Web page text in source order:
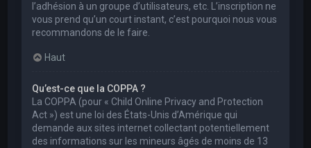
l’adhésion à un groupe d’utilisateurs, etc. L’inscription ne
vous prend qu’un court instant, c’est pourquoi nous vous
recommandons de le faire.
Haut
Qu’est-ce que la COPPA ?
La COPPA (pour « Child Online Privacy and Protection
Act ») est une loi des États-Unis d’Amérique qui
demande aux sites internet collectant potentiellement
des informations sur les mineurs âgés de moins de 13